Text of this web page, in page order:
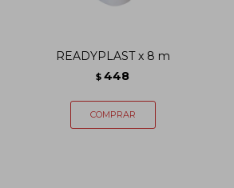
READYPLAST x 8 m
$ 448